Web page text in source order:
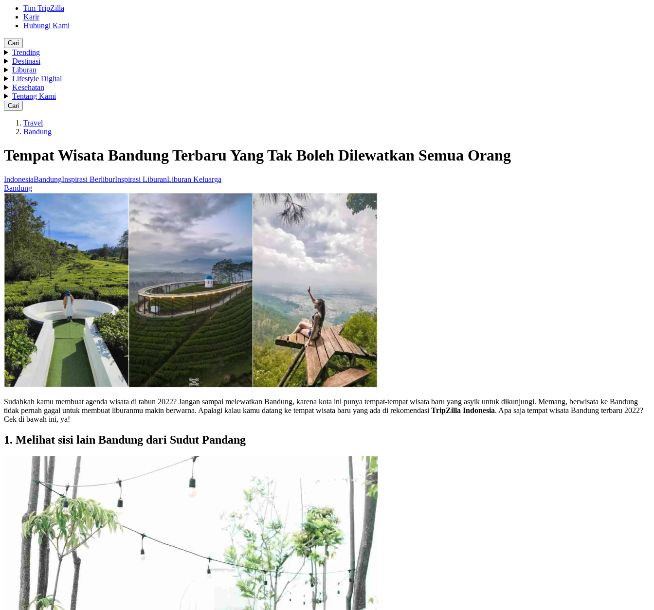
Tim TripZilla
Karir
Hubungi Kami
Cari
Trending
Destinasi
Liburan
Lifestyle Digital
Kesehatan
Tentang Kami
Cari
Travel
Bandung
Tempat Wisata Bandung Terbaru Yang Tak Boleh Dilewatkan Semua Orang
IndonesiaBandungInspirasi BerliburInspirasi LiburanLiburan Keluarga
Bandung
Sudahkah kamu membuat agenda wisata di tahun 2022? Jangan sampai melewatkan Bandung, karena kota ini punya tempat-tempat wisata baru yang asyik untuk dikunjungi. Memang, berwisata ke Bandung
tidak pernah gagal untuk membuat liburanmu makin berwarna. Apalagi kalau kamu datang ke tempat wisata baru yang ada di rekomendasi TripZilla Indonesia. Apa saja tempat wisata Bandung terbaru 2022?
Cek di bawah ini, ya!
1. Melihat sisi lain Bandung dari Sudut Pandang